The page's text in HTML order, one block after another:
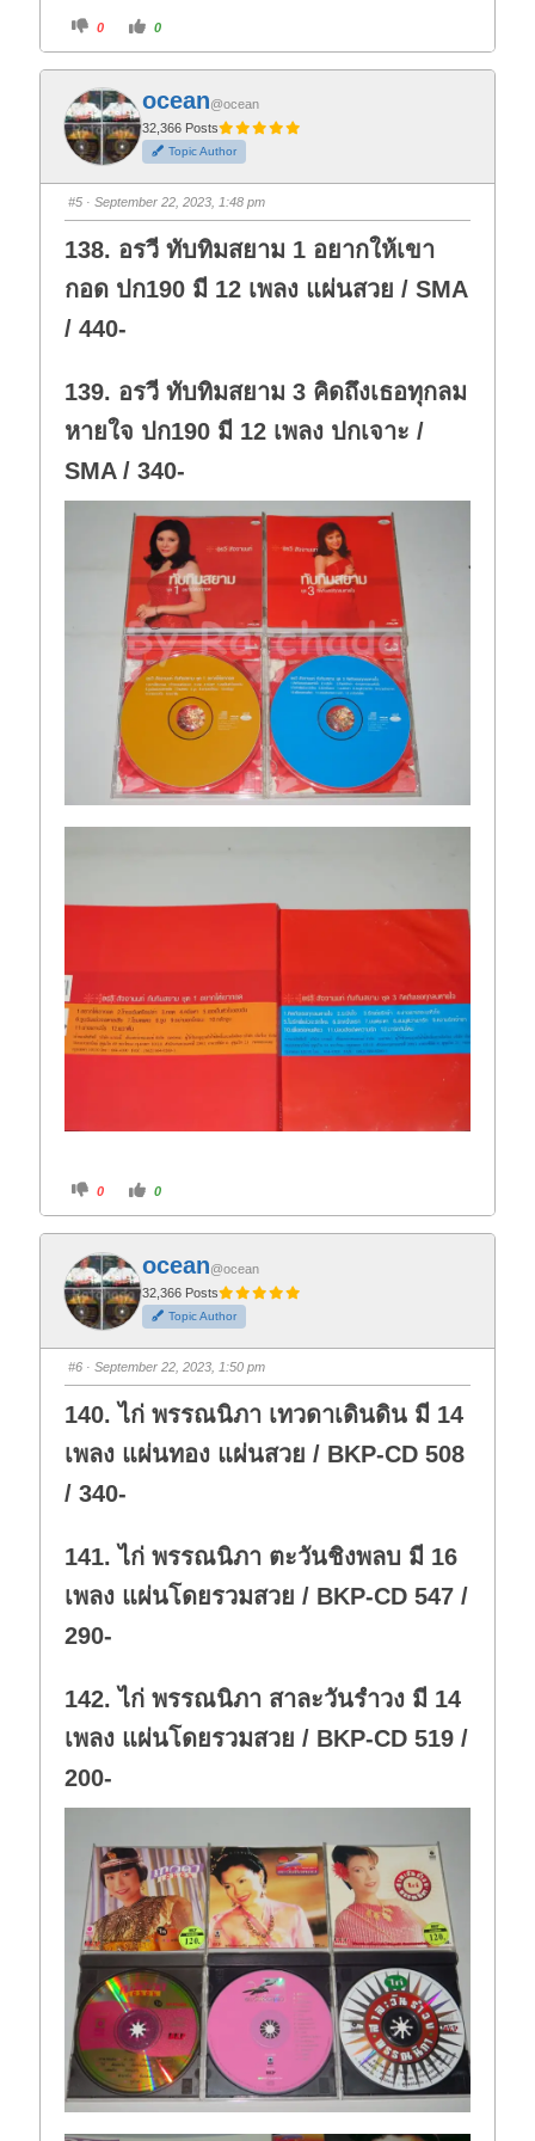
C
i
k
f
o
r
t
h
u
m
b
d
o
n
.
0
C
i
k
o
t
h
u
m
b
u
p
0
ocean@ocean
32,366 Posts
Topic Author
#5 · September 22, 2023, 1:48 pm
138. อรวี ทับทิมสยาม 1 อยากให้เขา
กอด ปก190 มี 12 เพลง แผ่นสวย / SMA
/ 440-
139. อรวี ทับทิมสยาม 3 คิดถึงเธอทุกลม
หายใจ ปก190 มี 12 เพลง ปกเจาะ /
SMA / 340-
C
i
k
f
o
r
t
h
u
m
d
o
n
.
0
C
i
k
o
r
t
h
u
m
u
p
0
ocean@ocean
32,366 Posts
Topic Author
#6 · September 22, 2023, 1:50 pm
140. ไก่ พรรณนิภา เทวดาเดินดิน มี 14
เพลง แผ่นทอง แผ่นสวย / BKP-CD 508
/ 340-
141. ไก่ พรรณนิภา ตะวันชิงพลบ มี 16
เพลง แผ่นโดยรวมสวย / BKP-CD 547 /
290-
142. ไก่ พรรณนิภา สาละวันรำวง มี 14
เพลง แผ่นโดยรวมสวย / BKP-CD 519 /
200-